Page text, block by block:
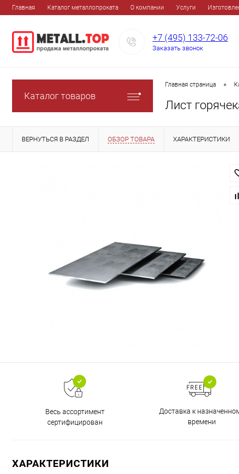
Главная Каталог металлопроката О компании Услуги
+7 (495) 133-72-06
Заказать звонок
Каталог товаров
Главная страница •
Лист
ВЕРНУТЬСЯ В РАЗДЕЛ ОБЗОР ТОВАРА ХАРАКТЕРИСТИКИ
Весь ассортимент
сертифицирован
Доставка к
времени
ХАРАКТЕРИСТИКИ